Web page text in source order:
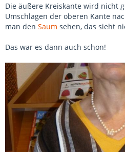
Die äußere Kreiskante wird nicht
Umschlagen der oberen Kante
man den Saum sehen, das sieht
Das war es dann auch schon!